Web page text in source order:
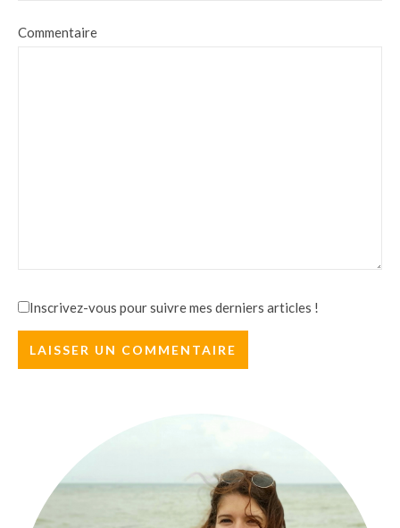
Commentaire
Inscrivez-vous pour suivre mes derniers articles !